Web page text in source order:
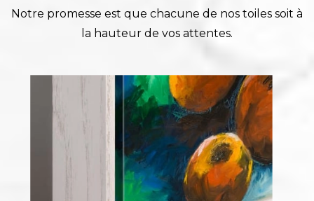
Notre promesse est que chacune de nos toiles soit à
la hauteur de vos attentes.